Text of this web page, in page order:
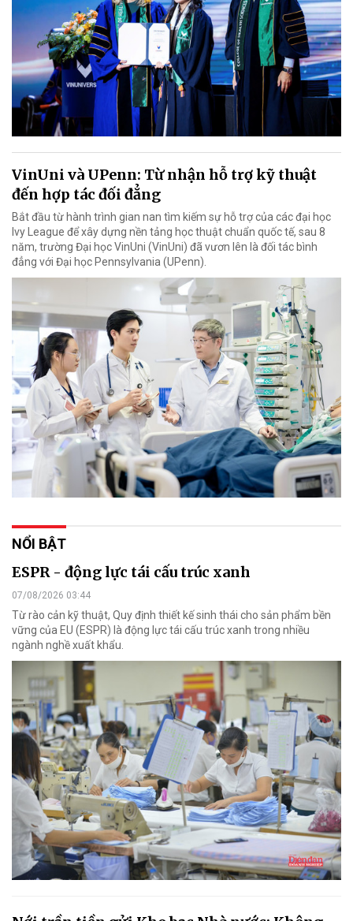
VinUni và UPenn: Từ nhận hỗ trợ kỹ thuật
đến hợp tác đối đẳng
Bắt đầu từ hành trình gian nan tìm kiếm sự hỗ trợ của các đại học
Ivy League để xây dựng nền tảng học thuật chuẩn quốc tế, sau 8
năm, trường Đại học VinUni (VinUni) đã vươn lên là đối tác bình
đẳng với Đại học Pennsylvania (UPenn).
NỔI BẬT
ESPR - động lực tái cấu trúc xanh
07/08/2026 03:44
Từ rào cản kỹ thuật, Quy định thiết kế sinh thái cho sản phẩm bền
vững của EU (ESPR) là động lực tái cấu trúc xanh trong nhiều
ngành nghề xuất khẩu.